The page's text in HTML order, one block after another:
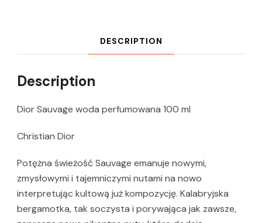
DESCRIPTION
Description
Dior Sauvage woda perfumowana 100 ml
Christian Dior
Potężna świeżość Sauvage emanuje nowymi,
zmysłowymi i tajemniczymi nutami na nowo
interpretując kultową już kompozycję. Kalabryjska
bergamotka, tak soczysta i porywająca jak zawsze,